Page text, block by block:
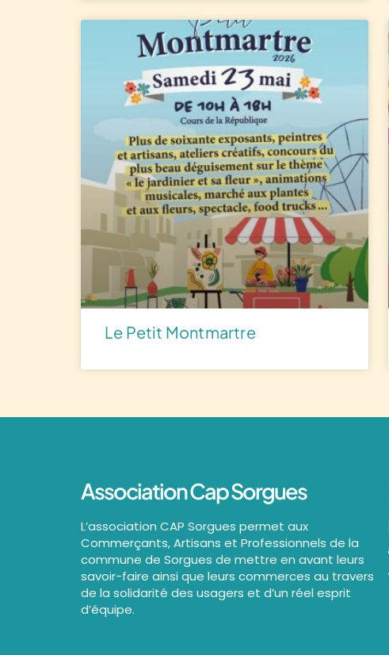
Le Petit Montmartre
Association Cap Sorgues
L’association CAP Sorgues permet aux
Commerçants, Artisans et Professionnels de la
commune de Sorgues de mettre en avant leurs
savoir-faire ainsi que leurs commerces au travers
de la solidarité des usagers et d’un réel esprit
d’équipe.